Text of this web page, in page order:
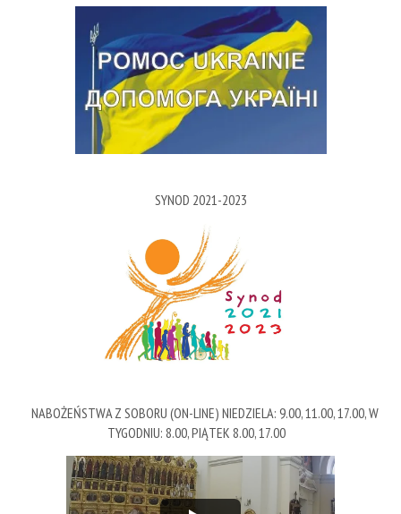
SYNOD 2021-2023
NABOŻEŃSTWA Z SOBORU (ON-LINE) NIEDZIELA: 9.00, 11.00, 17.00, W
TYGODNIU: 8.00, PIĄTEK 8.00, 17.00